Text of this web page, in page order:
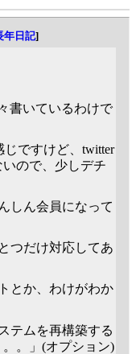
年日記]
書いているわけで
ですけど、twitter
ので、少しデチ
しん会員になって
つだけ対応してあ
とか、わけがわか
テムを再構築する
。」(オプション)